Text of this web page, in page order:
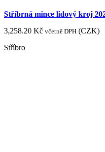
Stříbrná mince lidový kroj
3,258.20 Kč včetně DPH (CZK)
Stříbro